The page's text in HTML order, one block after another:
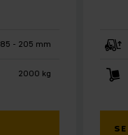
85 - 205 mm
2000 kg